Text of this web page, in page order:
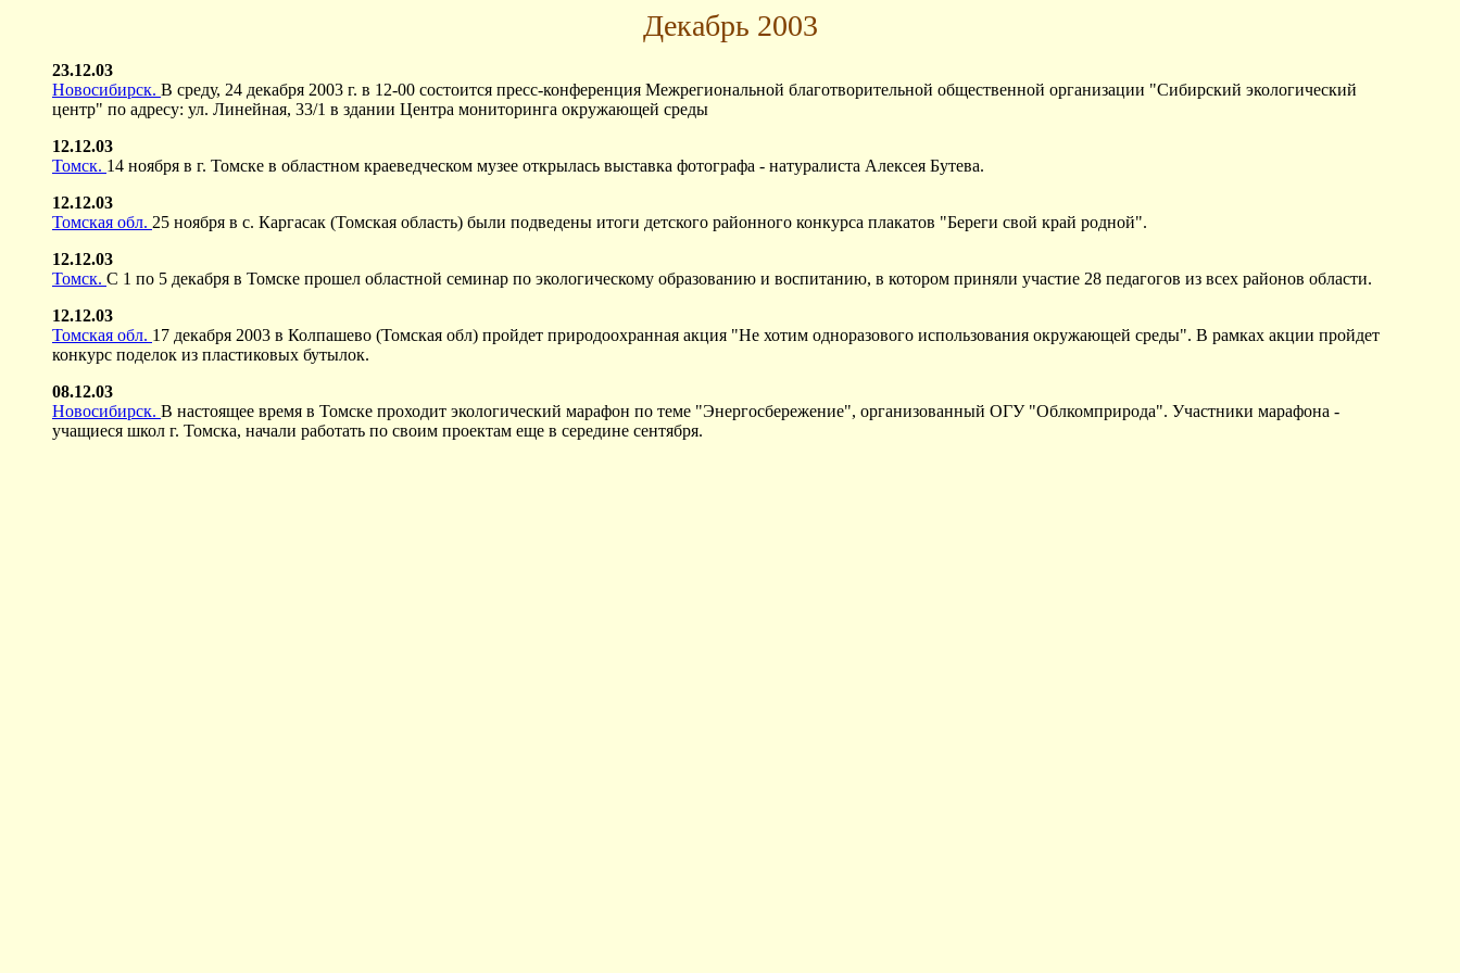
Декабрь 2003
23.12.03
Новосибирск. В среду, 24 декабря 2003 г. в 12-00 состоится пресс-конференция Межрегиональной благотворительной общественной организации "Сибирский экологический
центр" по адресу: ул. Линейная, 33/1 в здании Центра мониторинга окружающей среды
12.12.03
Томск. 14 ноября в г. Томске в областном краеведческом музее открылась выставка фотографа - натуралиста Алексея Бутева.
12.12.03
Томская обл. 25 ноября в с. Каргасак (Томская область) были подведены итоги детского районного конкурса плакатов "Береги свой край родной".
12.12.03
Томск. С 1 по 5 декабря в Томске прошел областной семинар по экологическому образованию и воспитанию, в котором приняли участие 28 педагогов из всех районов области.
12.12.03
Томская обл. 17 декабря 2003 в Колпашево (Томская обл) пройдет природоохранная акция "Не хотим одноразового использования окружающей среды". В рамках акции пройдет
конкурс поделок из пластиковых бутылок.
08.12.03
Новосибирск. В настоящее время в Томске проходит экологический марафон по теме "Энергосбережение", организованный ОГУ "Облкомприрода". Участники марафона -
учащиеся школ г. Томска, начали работать по своим проектам еще в середине сентября.